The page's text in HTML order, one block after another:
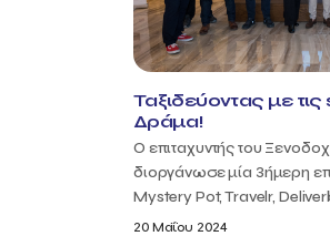
Ταξιδεύοντας με
Δράμα!
Ο επιταχυντής του
διοργάνωσε μία 3ήμερη
Mystery Pot, Travelr,
20 Μαΐου 2024